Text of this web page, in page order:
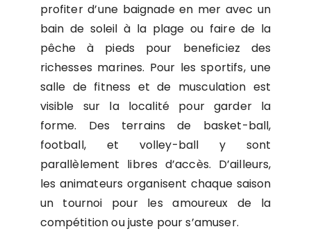
profiter d’une baignade en mer avec un
bain de soleil à la plage ou faire de la
pêche à pieds pour beneficiez des
richesses marines. Pour les sportifs, une
salle de fitness et de musculation est
visible sur la localité pour garder la
forme. Des terrains de basket-ball,
football, et volley-ball y sont
parallèlement libres d’accès. D’ailleurs,
les animateurs organisent chaque saison
un tournoi pour les amoureux de la
compétition ou juste pour s’amuser.